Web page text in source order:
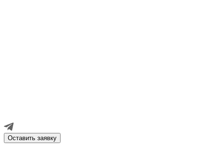
Оставить заявку